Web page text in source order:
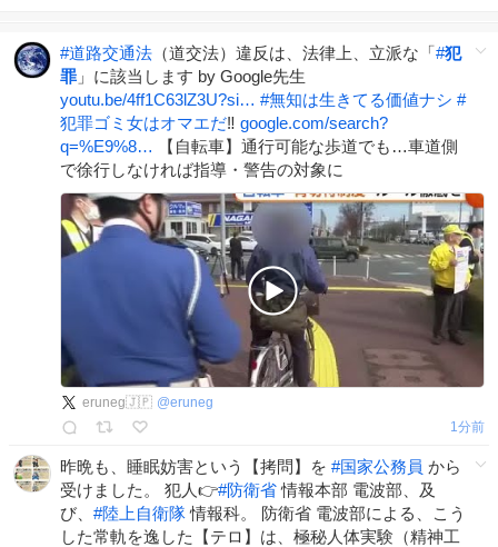
#道路交通法 （道交法）違反は、法律上、立派な「#犯
罪 」に該当します by Google先生
youtu.be/4ff1C63lZ3U?si… #無知は生きてる価値ナシ #
犯罪ゴミ女はオマエだ‼️ google.com/search?
q=%E9%8…
【自転車】通行可能な歩道でも…車道側
で徐行しなければ指導・警告の対象に
eruneg🇯🇵 @eruneg
2分前
昨晩も、睡眠妨害という【拷問】を #国家公務員 から
受けました。 犯人👉#防衛省情報本部 電波部、及
び、 #陸上自衛隊情報科。 防衛省 電波部による、こう
した常軌を逸した【テロ】は、極秘人体実験（精神工